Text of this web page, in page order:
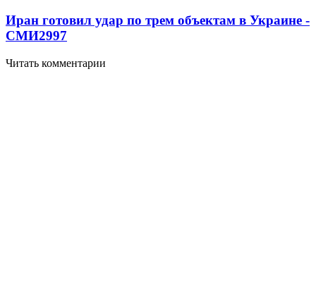
Иран готовил удар по трем объектам в Украине -
СМИ2997
Читать комментарии